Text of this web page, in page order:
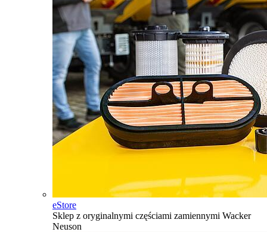
eStore
Sklep z oryginalnymi częściami zamiennymi Wacker
Neuson